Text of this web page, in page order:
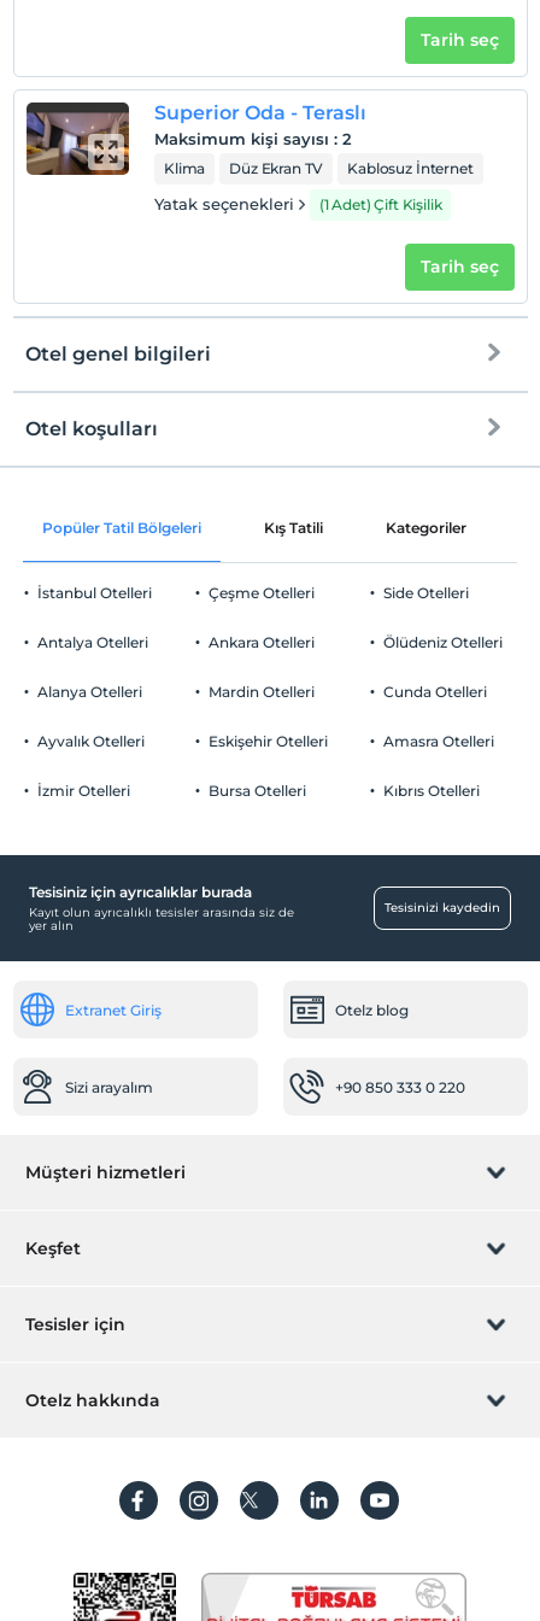
Tarih seç
Superior Oda - Teraslı
Maksimum kişi sayısı : 2
Klima Düz Ekran TV Kablosuz İnternet
Yatak seçenekleri (1 Adet) Çift Kişilik
Tarih seç
Otel genel bilgileri
Ortak alanlar ve tüm odalar
Anti-Alerjik odalar
Ulaşım
Diğer
Hızlı check-in/check-out
Otel koşulları
Check/in
Check/out
En geç saat 12:00 ve öncesi
Evcil Hayvan
Tesise 14:00 – 23:00 saatleri arasında giriş yapılabilir. Bu saatler
Yaş kısıtlaması
2 yaşına kadar olan bebekler ücretsizdir.
Her bir oda için 5 yaşına kadar 1 çocuk ücretsizdir
Popüler Tatil Bölgeleri Kış Tatili Kategoriler
İstanbul Otelleri
Antalya Otelleri
Alanya Otelleri
Ayvalık Otelleri
İzmir Otelleri
Çeşme Otelleri
Ankara Otelleri
Mardin Otelleri
Eskişehir Otelleri
Bursa Otelleri
Side Otelleri
Ölüdeniz Otelleri
Cunda Otelleri
Amasra Otelleri
Kıbrıs Otelleri
Tesisiniz için ayrıcalıklar burada
Kayıt olun ayrıcalıklı tesisler arasında siz de
yer alın
Tesisinizi kaydedin
Extranet Giriş Otelz blog
Sizi arayalım +90 850 333 0 220
Müşteri hizmetleri
Rezervasyon yönet
Sıkça sorulan sorular
İşlem rehberi
Keşfet
Hediye Kart
Hesap oluştur
Tesisler için
Hemen tesisinizi ekleyin
Otelz hakkında
Koşullar ve şartlar